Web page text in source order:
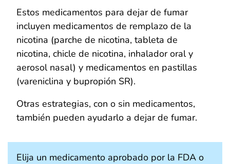
Estos medicamentos para dejar de fumar
incluyen medicamentos de remplazo de la
nicotina (parche de nicotina, tableta de
nicotina, chicle de nicotina, inhalador oral y
aerosol nasal) y medicamentos en pastillas
(vareniclina y bupropión SR).
Otras estrategias, con o sin medicamentos,
también pueden ayudarlo a dejar de fumar.
Elija un medicamento aprobado por la FDA o